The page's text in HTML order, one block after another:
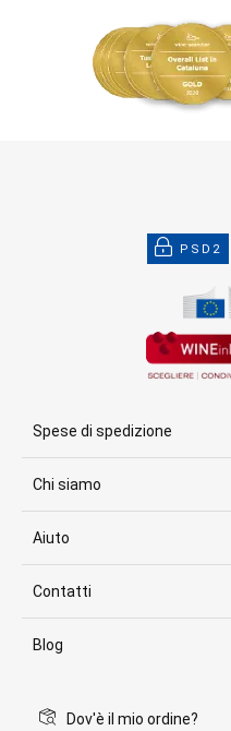
PSD2
Spese di spedizione
Chi siamo
Aiuto
Contatti
Blog
Dov'è il mio ordine?